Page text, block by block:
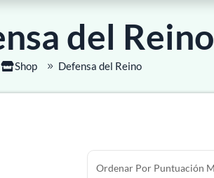
del Reino
Shop Defensa del Reino